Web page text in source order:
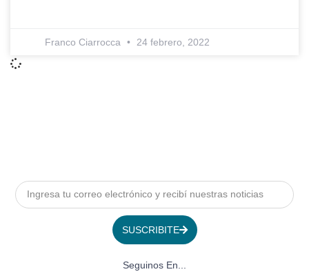
Franco Ciarrocca 24 febrero, 2022
SUSCRIBITE
Seguinos En...